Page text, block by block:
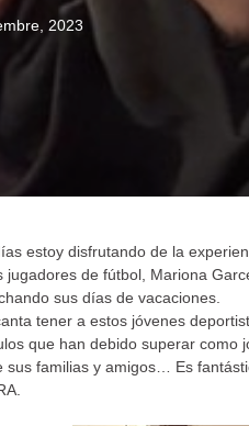
2023
estoy disfrutando de la
jugadores de fútbol, Mariona
sus días de vacaciones.
tener a estos jóvenes
que han debido superar como
sus familias y amigos… Es